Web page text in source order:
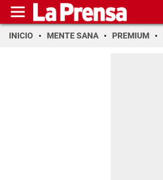
INICIO MENTE SANA PREMIUM